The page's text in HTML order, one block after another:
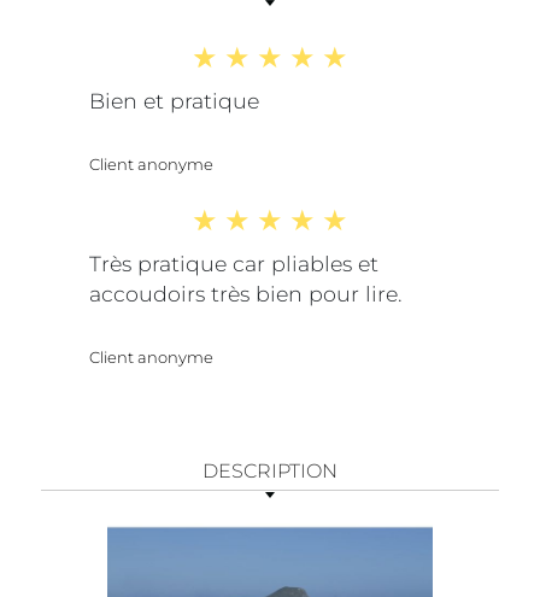
Bien et pratique
Client anonyme
Très pratique car pliables et
accoudoirs très bien pour lire.
Client anonyme
DESCRIPTION